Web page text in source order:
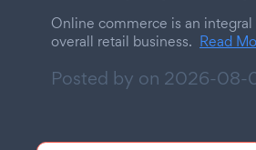
Online commerce is an
overall retail business. Read
Posted by on 2026-08-